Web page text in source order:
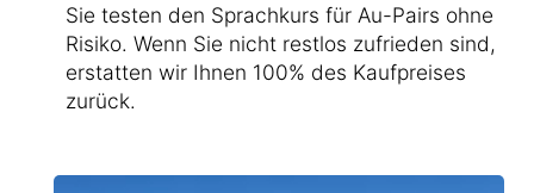
Sie testen den Sprachkurs für Au-Pairs ohne
Risiko. Wenn Sie nicht restlos zufrieden sind,
erstatten wir Ihnen 100% des Kaufpreises
zurück.